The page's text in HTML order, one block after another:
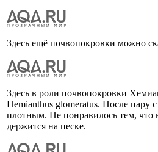
Здесь ещё почвопокровки можно
Здесь в роли почвопокровки
Hemianthus glomeratus. После пару
плотным. Не понравилось тем, что
держится на песке.